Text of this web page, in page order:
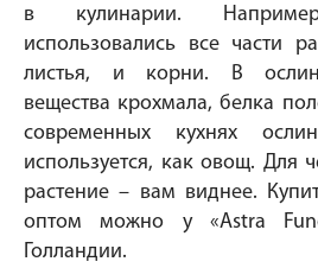
в кулинарии.
использовались все части
листья, и корни. В
вещества крохмала, белка
современных кухнях
используется, как овощ. Для
растение – вам виднее.
оптом можно у «Astra
Голландии.